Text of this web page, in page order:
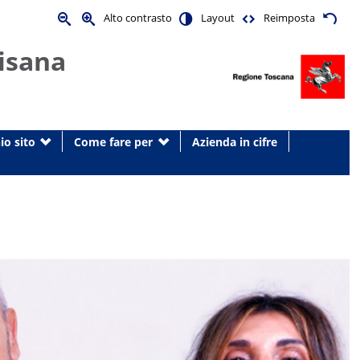
Alto contrasto Layout Reimposta
sito Come fare per Azienda in cifre